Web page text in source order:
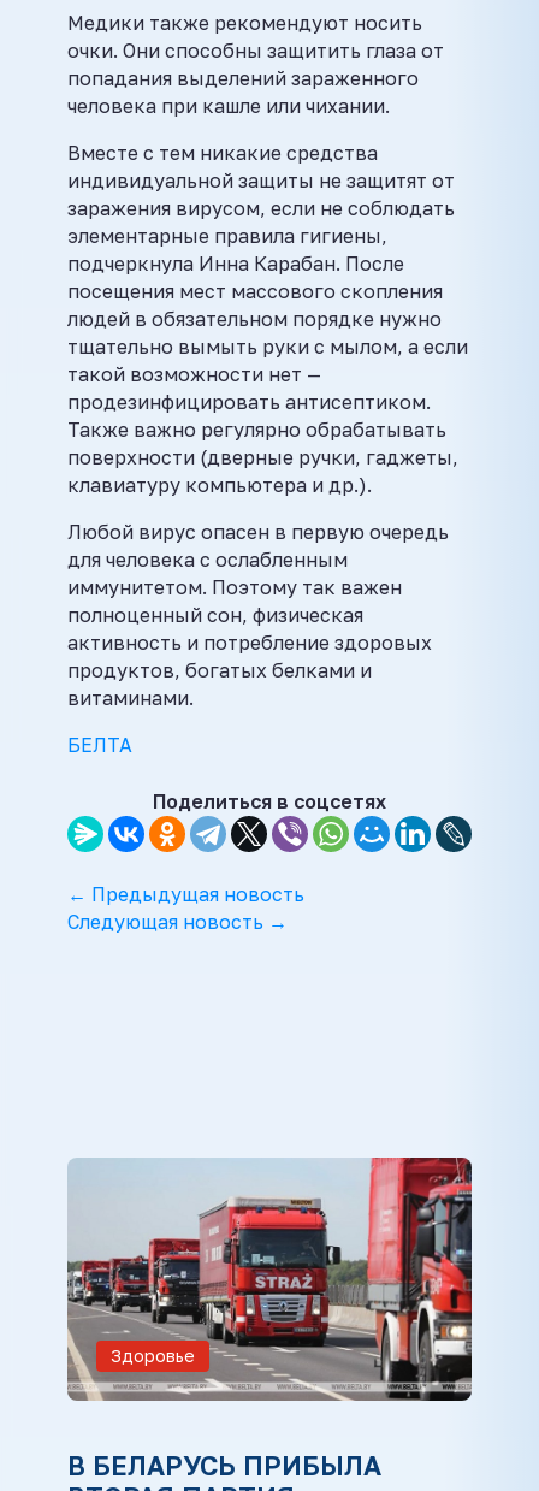
Медики также рекомендуют носить
очки. Они способны защитить глаза от
попадания выделений зараженного
человека при кашле или чихании.
Вместе с тем никакие средства
индивидуальной защиты не защитят от
заражения вирусом, если не соблюдать
элементарные правила гигиены,
подчеркнула Инна Карабан. После
посещения мест массового скопления
людей в обязательном порядке нужно
тщательно вымыть руки с мылом, а если
такой возможности нет —
продезинфицировать антисептиком.
Также важно регулярно обрабатывать
поверхности (дверные ручки, гаджеты,
клавиатуру компьютера и др.).
Любой вирус опасен в первую очередь
для человека с ослабленным
иммунитетом. Поэтому так важен
полноценный сон, физическая
активность и потребление здоровых
продуктов, богатых белками и
витаминами.
БЕЛТА
Поделиться в соцсетях
← Предыдущая новость
Следующая новость →
Здоровье
В БЕЛАРУСЬ ПРИБЫЛА